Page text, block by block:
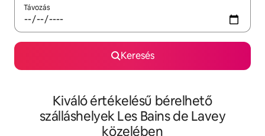
Távozás
Keresés
Kiváló értékelésű bérelhető
szálláshelyek Les Bains de Lavey
közelében